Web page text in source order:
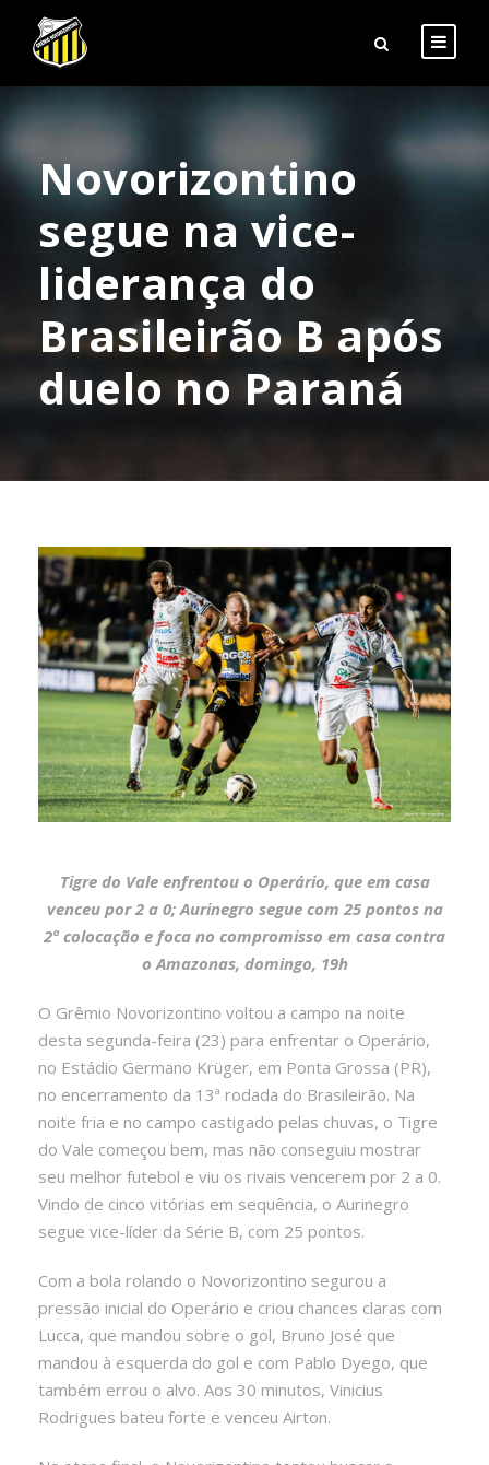
Novorizontino
segue na vice-
liderança do
Brasileirão B após
duelo no Paraná
Tigre do Vale enfrentou o Operário, que em casa
venceu por 2 a 0; Aurinegro segue com 25 pontos na
2ª colocação e foca no compromisso em casa contra
o Amazonas, domingo, 19h
O Grêmio Novorizontino voltou a campo na noite
desta segunda-feira (23) para enfrentar o Operário,
no Estádio Germano Krüger, em Ponta Grossa (PR),
no encerramento da 13ª rodada do Brasileirão. Na
noite fria e no campo castigado pelas chuvas, o Tigre
do Vale começou bem, mas não conseguiu mostrar
seu melhor futebol e viu os rivais vencerem por 2 a 0.
Vindo de cinco vitórias em sequência, o Aurinegro
segue vice-líder da Série B, com 25 pontos.
Com a bola rolando o Novorizontino segurou a
pressão inicial do Operário e criou chances claras com
Lucca, que mandou sobre o gol, Bruno José que
mandou à esquerda do gol e com Pablo Dyego, que
também errou o alvo. Aos 30 minutos, Vinicius
Rodrigues bateu forte e venceu Airton.